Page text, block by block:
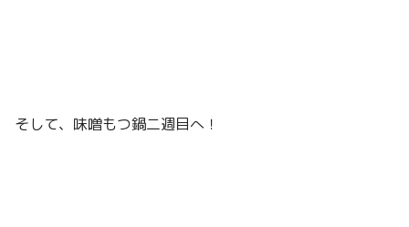
そして、味噌もつ鍋二週目へ！